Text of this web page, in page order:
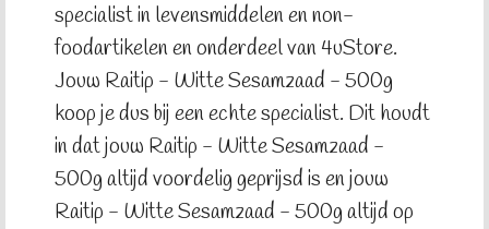
specialist in levensmiddelen en non-
foodartikelen en onderdeel van 4uStore.
Jouw Raitip - Witte Sesamzaad - 500g
koop je dus bij een echte specialist. Dit houdt
in dat jouw Raitip - Witte Sesamzaad -
500g altijd voordelig geprijsd is en jouw
Raitip - Witte Sesamzaad - 500g altijd op